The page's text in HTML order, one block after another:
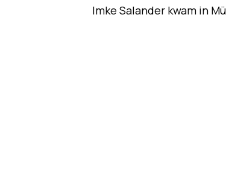
Imke Salander kwam in